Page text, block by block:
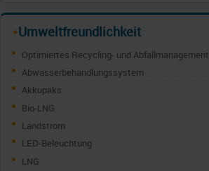
✦Umweltfreundlichkeit
Optimiertes Recycling- und Abfallmanagement
Abwasserbehandlungssystem
Akkupaks
Bio-LNG
Landstrom
LED-Beleuchtung
LNG